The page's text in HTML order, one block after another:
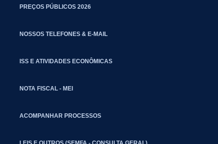
PREÇOS PÚBLICOS 2026
NOSSOS TELEFONES & E-MAIL
ISS E ATIVIDADES ECONÔMICAS
NOTA FISCAL - MEI
ACOMPANHAR PROCESSOS